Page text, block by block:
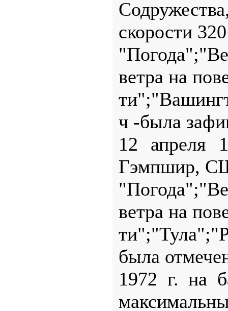
скорости
ветра на
ч -была
12 апреля
Гэмпшир,
ветра на
была
1972 г. на